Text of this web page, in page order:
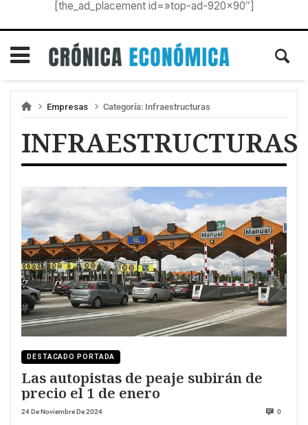
[the_ad_placement id=»top-ad-920×90″]
Empresas Categoría: Infraestructuras
INFRAESTRUCTURAS
DESTACADO PORTADA
Las autopistas de peaje subirán de
precio el 1 de enero
24 De Noviembre De 2024 0